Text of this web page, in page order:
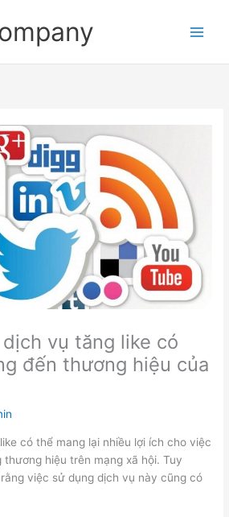
vụ tăng like có
đến thương hiệu của
có thể mang lại nhiều lợi ích cho việc
hiệu trên mạng xã hội. Tuy
việc sử dụng dịch vụ này cũng có